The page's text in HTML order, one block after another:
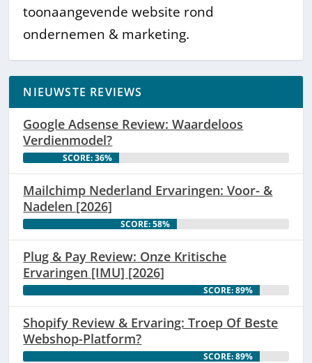
toonaangevende website rond
ondernemen & marketing.
NIEUWSTE REVIEWS
Google Adsense Review: Waardeloos
Verdienmodel?
SCORE: 36%
Mailchimp Nederland Ervaringen: Voor- &
Nadelen [2026]
SCORE: 58%
Plug & Pay Review: Onze Kritische
Ervaringen [IMU] [2026]
SCORE: 89%
Shopify Review & Ervaring: Troep Of Beste
Webshop-Platform?
SCORE: 89%